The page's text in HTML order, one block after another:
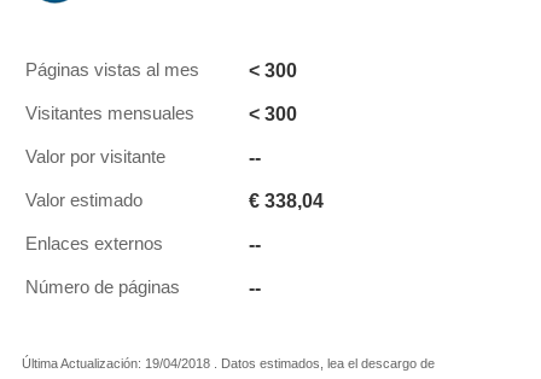
Páginas vistas al mes < 300
Visitantes mensuales < 300
Valor por visitante --
Valor estimado € 338,04
Enlaces externos --
Número de páginas --
Última Actualización: 19/04/2018 . Datos estimados, lea el descargo de